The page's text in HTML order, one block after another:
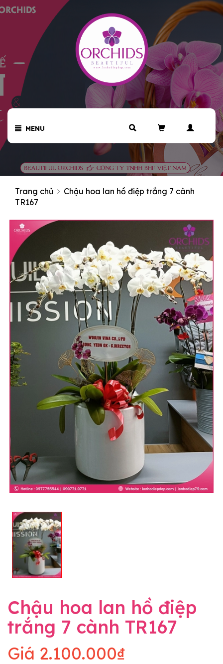
MENU
Trang chủ
Chậu hoa lan hồ điệp trắng 7 cành
TR167
Chậu hoa lan hồ điệp
trắng 7 cành TR167
Giá 2.100.000₫